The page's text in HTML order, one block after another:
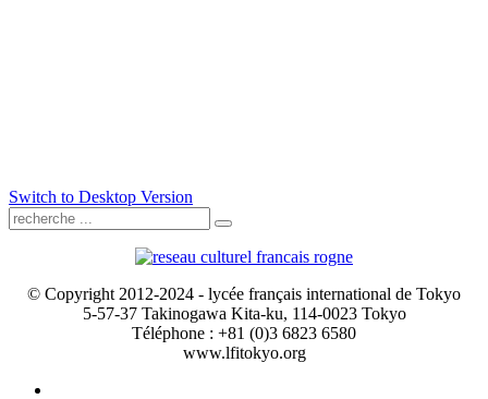
Switch to Desktop Version
© Copyright 2012-2024 - lycée français international de Tokyo
5-57-37 Takinogawa Kita-ku, 114-0023 Tokyo
Téléphone : +81 (0)3 6823 6580
www.lfitokyo.org